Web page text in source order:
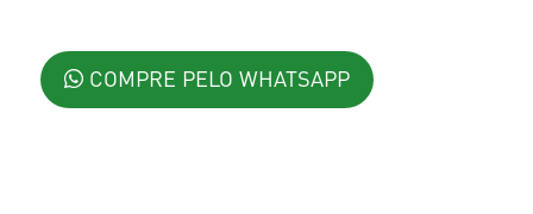
COMPRE PELO WHATSAPP